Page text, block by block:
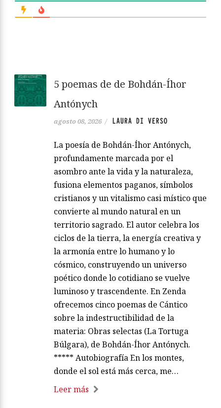
5 poemas de de Bohdán-Íhor
Antónych
agosto 08, 2026 / LAURA DI VERSO
La poesía de Bohdán-Íhor Antónych,
profundamente marcada por el
asombro ante la vida y la naturaleza,
fusiona elementos paganos, símbolos
cristianos y un vitalismo casi místico que
convierte al mundo natural en un
territorio sagrado. El autor celebra los
ciclos de la tierra, la energía creativa y
la armonía entre lo humano y lo
cósmico, construyendo un universo
poético donde lo cotidiano se vuelve
luminoso y trascendente. En Zenda
ofrecemos cinco poemas de Cántico
sobre la indestructibilidad de la
materia: Obras selectas (La Tortuga
Búlgara), de Bohdán-Íhor Antónych.
***** Autobiografía En los montes,
donde el sol está más cerca, me…
Leer más